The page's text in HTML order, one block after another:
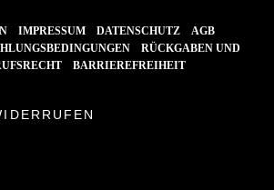
IMPRESSUM DATENSCHUTZ
AGB
RÜCKGABEN UND
BARRIEREFREIHEIT